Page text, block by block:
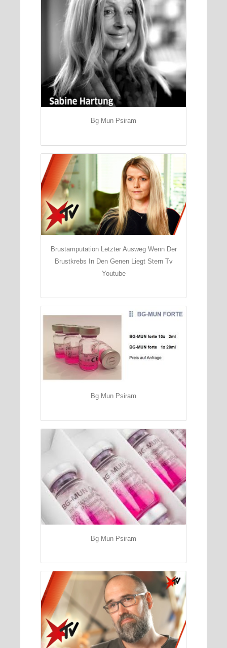
Bg Mun Psiram
Brustamputation Letzter Ausweg Wenn Der
Brustkrebs In Den Genen Liegt Stern Tv
Youtube
Bg Mun Psiram
Bg Mun Psiram